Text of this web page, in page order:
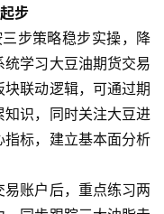
步
步策略稳步实操，降
学习大豆油期货交易
联动逻辑，可通过期
识，同时关注大豆进
指标，建立基本面分析
账户后，重点练习两